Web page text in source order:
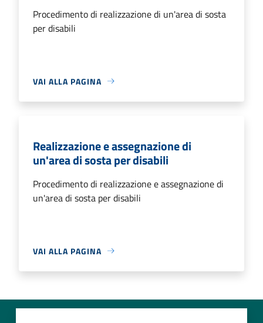
Procedimento di realizzazione di un'area di sosta
per disabili
VAI ALLA PAGINA
Realizzazione e assegnazione di
un'area di sosta per disabili
Procedimento di realizzazione e assegnazione di
un'area di sosta per disabili
VAI ALLA PAGINA